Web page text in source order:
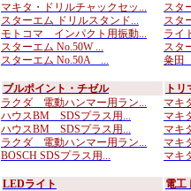
マキタ・ドリルチャックセッ...
スターエム ドリルスタンド...
モトコマ インパクト用振動...
スターエム No.50W ...
スターエム No.50A ...
スタ
スタ
ライ
スタ
粂田
ブルポイント・チゼル
ラクダ 電動ハンマー用ラン...
ハウスBM SDSプラス用...
ハウスBM SDSプラス用...
ラクダ 電動ハンマー用ラン...
BOSCH SDSプラス用...
ト
マキ
マキ
マキ
マキ
マキ
LEDライト
電工